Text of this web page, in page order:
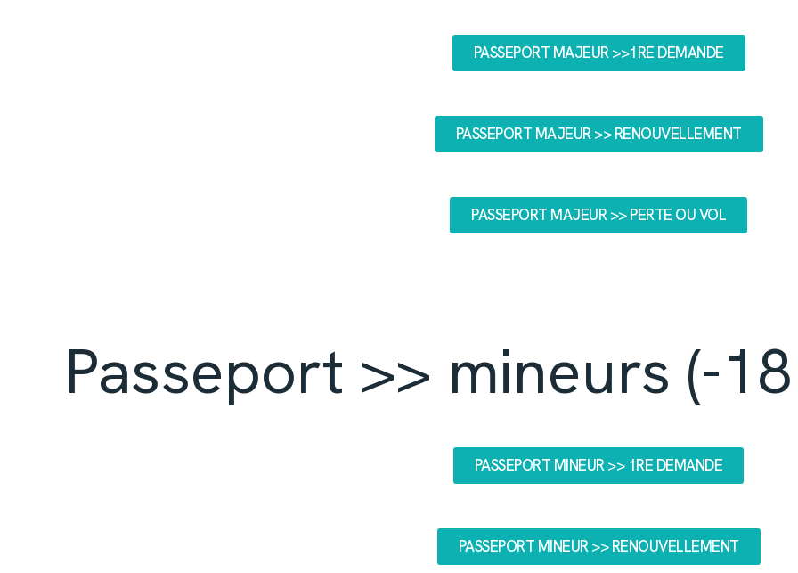
PASSEPORT MAJEUR >>1RE DEMANDE
PASSEPORT MAJEUR >> RENOUVELLEMENT
PASSEPORT MAJEUR >> PERTE OU VOL
Passeport >> mineurs (-
PASSEPORT MINEUR >> 1RE DEMANDE
PASSEPORT MINEUR >> RENOUVELLEMENT